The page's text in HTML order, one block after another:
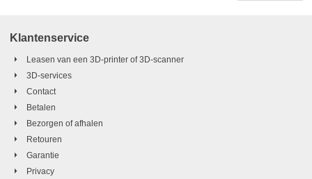
Klantenservice
Leasen van een 3D-printer of 3D-scanner
3D-services
Contact
Betalen
Bezorgen of afhalen
Retouren
Garantie
Privacy